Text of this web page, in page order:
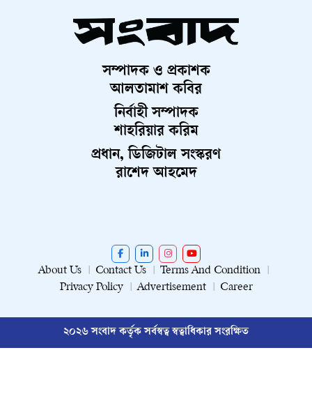
সম্পাদক ও প্রকাশক
আলতামাশ কবির
নির্বাহী সম্পাদক
শাহরিয়ার করিম
প্রধান, ডিজিটাল সংস্করণ
রাশেদ আহমেদ
About Us Contact Us
Terms And Condition
Privacy Policy
Advertisement Career
২০২৬ সংবাদ কর্তৃক সর্বস্বত্ব স্বত্বাধিকার সংরক্ষিত